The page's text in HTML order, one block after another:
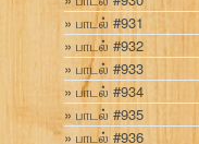
பாடல் #931
பாடல் #932
பாடல் #933
பாடல் #934
பாடல் #935
பாடல் #936